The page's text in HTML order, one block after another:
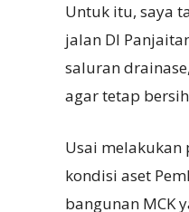
Untuk itu, saya
jalan DI
saluran
agar tetap
Usai melakukan
kondisi aset
bangunan MCK